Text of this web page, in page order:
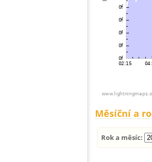
Měsíční a
Rok a měsíc: